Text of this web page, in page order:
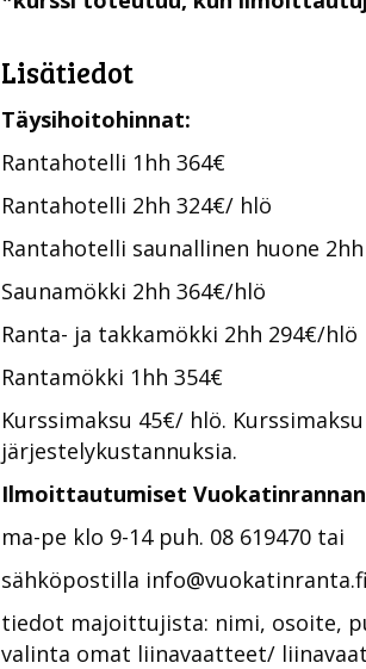
Lisätiedot
Täysihoitohinnat:
Rantahotelli 1hh 364€
Rantahotelli 2hh 324€/ hlö
Rantahotelli saunallinen huone
Saunamökki 2hh 364€/hlö
Ranta- ja takkamökki 2hh 294€/hlö
Rantamökki 1hh 354€
Kurssimaksu 45€/ hlö.
järjestelykustannuksia.
Ilmoittautumiset
ma-pe klo 9-14 puh. 08 619470 tai
sähköpostilla
tiedot majoittujista: nimi, osoite,
valinta omat liinavaatteet/